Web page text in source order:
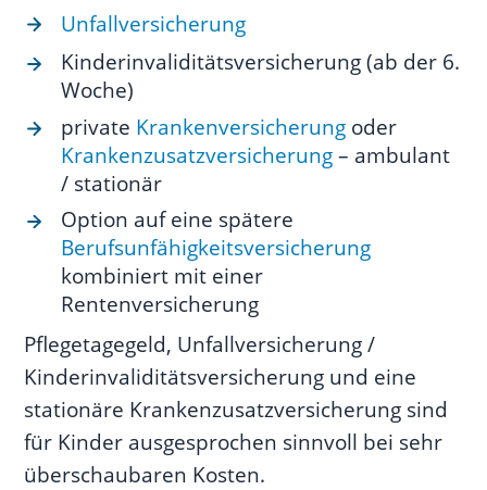
Unfallversicherung
Kinderinvaliditätsversicherung (ab der 6.
Woche)
private Krankenversicherung oder
Krankenzusatzversicherung– ambulant
/ stationär
Option auf eine spätere
Berufsunfähigkeitsversicherung
kombiniert mit einer
Rentenversicherung
Pflegetagegeld, Unfallversicherung /
Kinderinvaliditätsversicherung und eine
stationäre Krankenzusatzversicherung sind
für Kinder ausgesprochen sinnvoll bei sehr
überschaubaren Kosten.